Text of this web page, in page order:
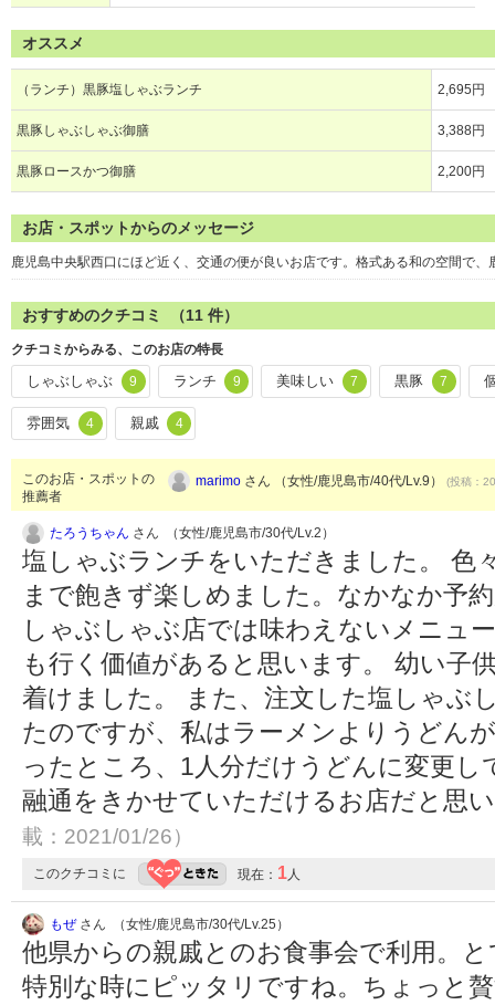
オススメ
（ランチ）黒豚塩しゃぶランチ 2,695円
黒豚しゃぶしゃぶ御膳 3,388円
黒豚ロースかつ御膳 2,200円
お店・スポットからのメッセージ
鹿児島中央駅西口にほど近く、交通の便が良いお店です。格式ある和の空間で
おすすめのクチコミ （11 件）
クチコミからみる、このお店の特長
しゃぶしゃぶ 9 ランチ 9 美味しい 7 黒豚 7
雰囲気 4 親戚 4
このお店・スポットの
推薦者
marimo さん （女性/鹿児島市/40代/Lv.9） (投稿：
たろうちゃん さん （女性/鹿児島市/30代/Lv.2）
塩しゃぶランチをいただきました。 色
まで飽きず楽しめました。なかなか予
しゃぶしゃぶ店では味わえないメニュ
も行く価値があると思います。 幼い子
着けました。 また、注文した塩しゃぶ
たのですが、私はラーメンよりうどん
ったところ、1人分だけうどんに変更
融通をきかせていただけるお店だと思
載：2021/01/26）
このクチコミに 現在： 1人
もぜさん （女性/鹿児島市/30代/Lv.25）
他県からの親戚とのお食事会で利用。
特別な時にピッタリですね。ちょっと